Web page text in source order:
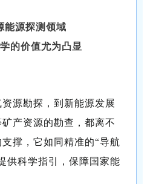
能源探测领域
的价值尤为凸显
源勘探，到新能源发展
产资源的勘查，都离不
撑，它如同精准的“导航
供科学指引，保障国家能